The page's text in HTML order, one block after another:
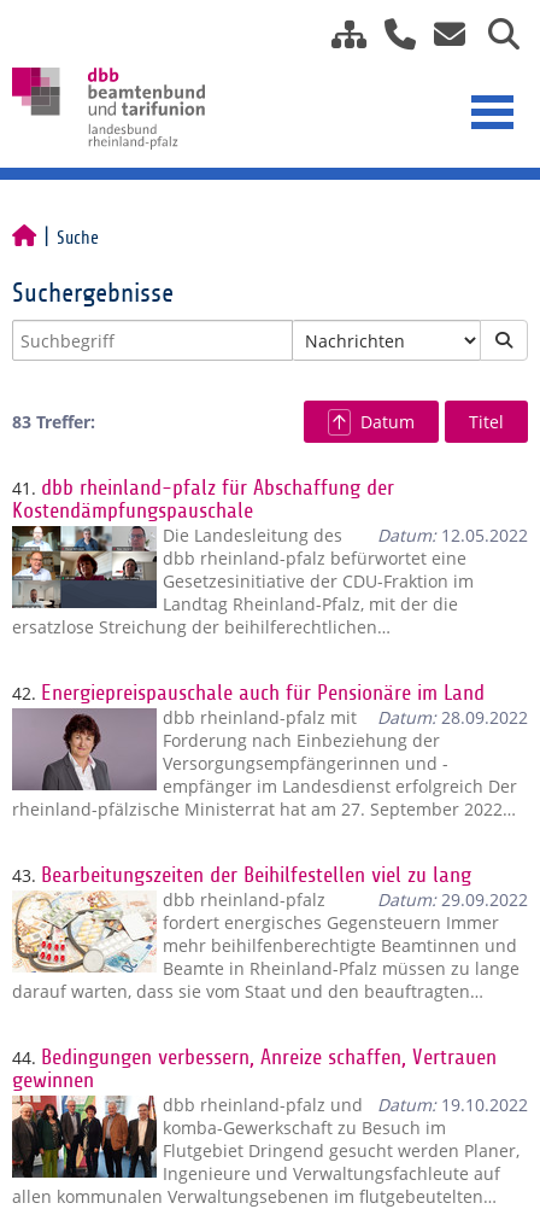
Suche
Suchergebnisse
83 Treffer: Datum Titel
41. dbb rheinland-pfalz für Abschaffung der
Kostendämpfungspauschale
Datum:12.05.2022
Die Landesleitung des
dbb rheinland-pfalz befürwortet eine
Gesetzesinitiative der CDU-Fraktion im
Landtag Rheinland-Pfalz, mit der die
ersatzlose Streichung der beihilferechtlichen…
42. Energiepreispauschale auch für Pensionäre im Land
Datum:28.09.2022
dbb rheinland-pfalz mit
Forderung nach Einbeziehung der
Versorgungsempfängerinnen und -
empfänger im Landesdienst erfolgreich Der
rheinland-pfälzische Ministerrat hat am 27. September 2022…
43. Bearbeitungszeiten der Beihilfestellen viel zu lang
Datum:29.09.2022
dbb rheinland-pfalz
fordert energisches Gegensteuern Immer
mehr beihilfenberechtigte Beamtinnen und
Beamte in Rheinland-Pfalz müssen zu lange
darauf warten, dass sie vom Staat und den beauftragten…
44. Bedingungen verbessern, Anreize schaffen, Vertrauen
gewinnen
Datum:19.10.2022
dbb rheinland-pfalz und
komba-Gewerkschaft zu Besuch im
Flutgebiet Dringend gesucht werden Planer,
Ingenieure und Verwaltungsfachleute auf
allen kommunalen Verwaltungsebenen im flutgebeutelten…